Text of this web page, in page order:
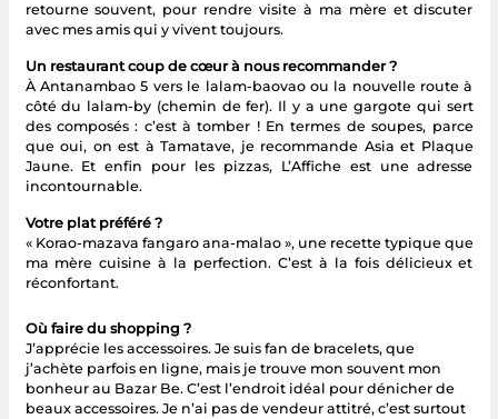
retourne souvent, pour rendre visite à ma mère et discuter
avec mes amis qui y vivent toujours.
Un restaurant coup de cœur à nous recommander ?
À Antanambao 5 vers le lalam-baovao ou la nouvelle route à
côté du lalam-by (chemin de fer). Il y a une gargote qui sert
des composés : c’est à tomber ! En termes de soupes, parce
que oui, on est à Tamatave, je recommande Asia et Plaque
Jaune. Et enfin pour les pizzas, L’Affiche est une adresse
incontournable.
Votre plat préféré ?
« Korao-mazava fangaro ana-malao », une recette typique que
ma mère cuisine à la perfection. C’est à la fois délicieux et
réconfortant.
Où faire du shopping ?
J’apprécie les accessoires. Je suis fan de bracelets, que
j’achète parfois en ligne, mais je trouve mon souvent mon
bonheur au Bazar Be. C’est l’endroit idéal pour dénicher de
beaux accessoires. Je n’ai pas de vendeur attitré, c’est surtout